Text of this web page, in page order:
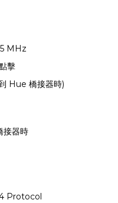
MHz
擊
Hue 橋接器時)
接器時
Protocol